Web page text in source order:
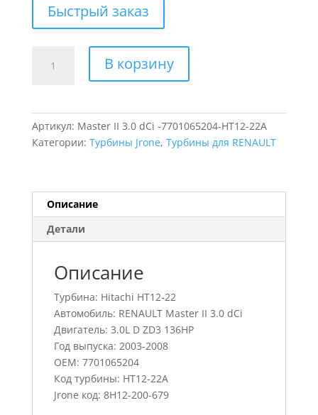
Быстрый заказ
товара
Master
HT12-
22A,
В корзину
Артикул: Master II 3.0 dCi -7701065204-HT12-22A
Категории: Турбины Jrone, Турбины для RENAULT
Описание
Детали
Описание
Турбина: Hitachi HT12-22
Автомобиль: RENAULT Master II 3.0 dCi
Двигатель: 3.0L D ZD3 136HP
Год выпуска: 2003-2008
OEM: 7701065204
Код турбины: HT12-22A
Jrone код: 8H12-200-679